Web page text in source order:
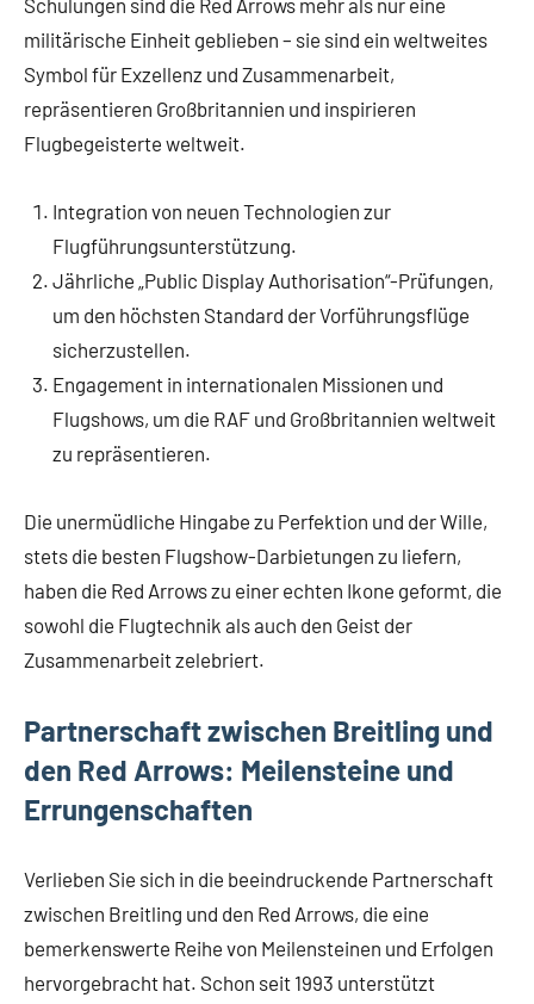
Schulungen sind die Red Arrows mehr als nur eine
militärische Einheit geblieben – sie sind ein weltweites
Symbol für Exzellenz und Zusammenarbeit,
repräsentieren Großbritannien und inspirieren
Flugbegeisterte weltweit.
Integration von neuen Technologien zur
Flugführungsunterstützung.
Jährliche „Public Display Authorisation“-Prüfungen,
um den höchsten Standard der Vorführungsflüge
sicherzustellen.
Engagement in internationalen Missionen und
Flugshows, um die RAF und Großbritannien weltweit
zu repräsentieren.
Die unermüdliche Hingabe zu Perfektion und der Wille,
stets die besten Flugshow-Darbietungen zu liefern,
haben die Red Arrows zu einer echten Ikone geformt, die
sowohl die Flugtechnik als auch den Geist der
Zusammenarbeit zelebriert.
Partnerschaft zwischen Breitling und
den Red Arrows: Meilensteine und
Errungenschaften
Verlieben Sie sich in die beeindruckende Partnerschaft
zwischen Breitling und den Red Arrows, die eine
bemerkenswerte Reihe von Meilensteinen und Erfolgen
hervorgebracht hat. Schon seit 1993 unterstützt